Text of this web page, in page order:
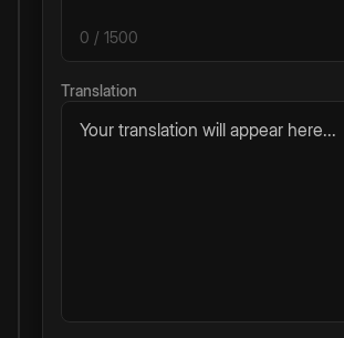
0 / 1500
Translation
Your translation will appear here...